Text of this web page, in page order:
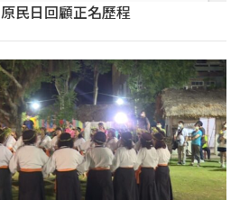
民日回顧正名歷程